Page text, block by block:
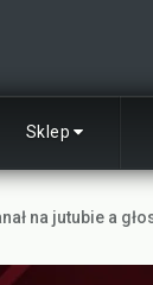
Sklep
na jutubie a